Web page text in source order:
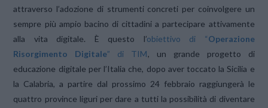
attraverso l’adozione di strumenti concreti per coinvolgere un
sempre più ampio bacino di cittadini a partecipare attivamente
alla vita digitale. È questo l’obiettivo di “Operazione
Risorgimento Digitale” di TIM, un grande progetto di
educazione digitale per l’Italia che, dopo aver toccato la Sicilia e
la Calabria, a partire dal prossimo 24 febbraio raggiungerà le
quattro province liguri per dare a tutti la possibilità di diventare